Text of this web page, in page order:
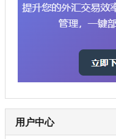
用户中心